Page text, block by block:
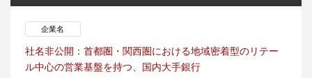
企業名
社名非公開：首都圏・関西圏における地域密着型のリテー
ル中心の営業基盤を持つ、国内大手銀行